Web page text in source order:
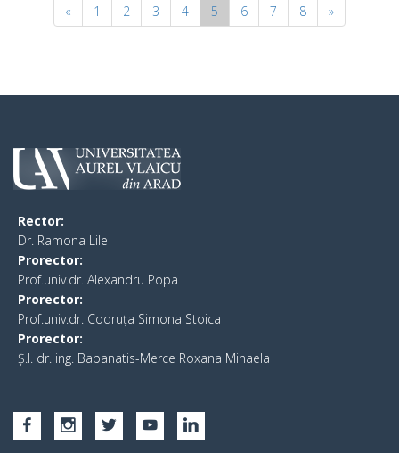
« 1 2 3 4 5 6 7 8 »
Rector:
​Dr. Ramona Lile
Prorector:
Prof.univ.dr. Alexandru Popa
Prorector:
Prof.univ.dr. Codruța Simona Stoica
Prorector:
Ș.I. dr. ing. Babanatis-Merce Roxana Mihaela